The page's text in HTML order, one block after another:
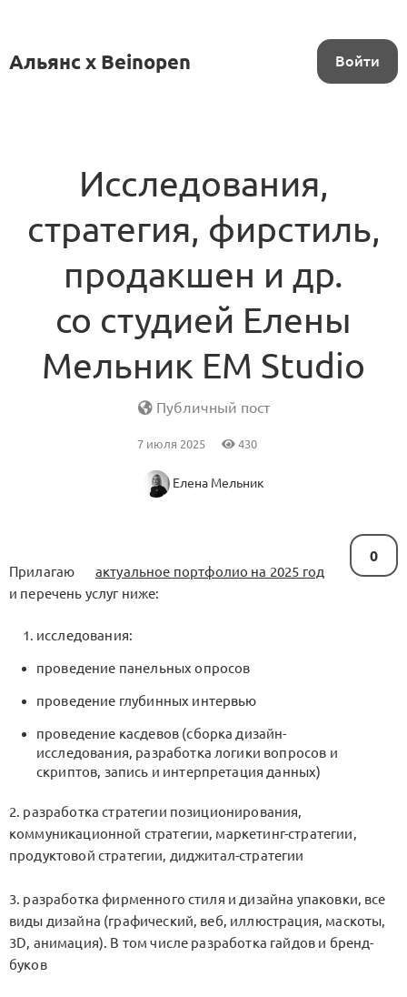
Альянс x Beinopen Войти
Исследования,
стратегия, фирстиль,
продакшен и др.
со студией Елены
Мельник EM Studio
Публичный пост
7 июля 2025 430
Елена Мельник
0
Прилагаю
актуальное портфолио на 2025 год
и перечень услуг ниже:
исследования:
проведение панельных опросов
проведение глубинных интервью
проведение касдевов (сборка дизайн-
исследования, разработка логики вопросов и
скриптов, запись и интерпретация данных)
2. разработка стратегии позиционирования,
коммуникационной стратегии, маркетинг-стратегии,
продуктовой стратегии, диджитал-стратегии
3. разработка фирменного стиля и дизайна упаковки, все
виды дизайна (графический, веб, иллюстрация, маскоты,
3D, анимация). В том числе разработка гайдов и бренд-
буков